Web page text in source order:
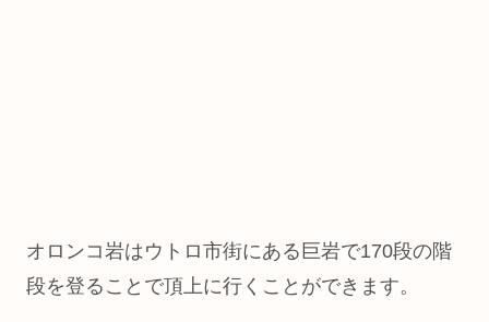
オロンコ岩はウトロ市街にある巨岩で170段の階
段を登ることで頂上に行くことができます。